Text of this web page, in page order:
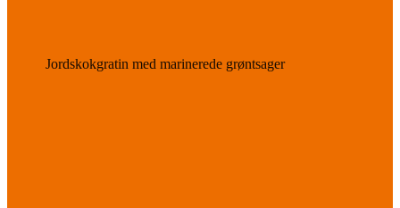
Jordskokgratin med marinerede grøntsager